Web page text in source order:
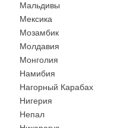
Мальдивы
Мексика
Мозамбик
Молдавия
Монголия
Намибия
Нагорный Карабах
Нигерия
Непал